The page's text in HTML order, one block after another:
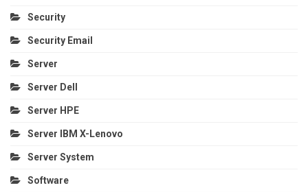
Security
Security Email
Server
Server Dell
Server HPE
Server IBM X-Lenovo
Server System
Software